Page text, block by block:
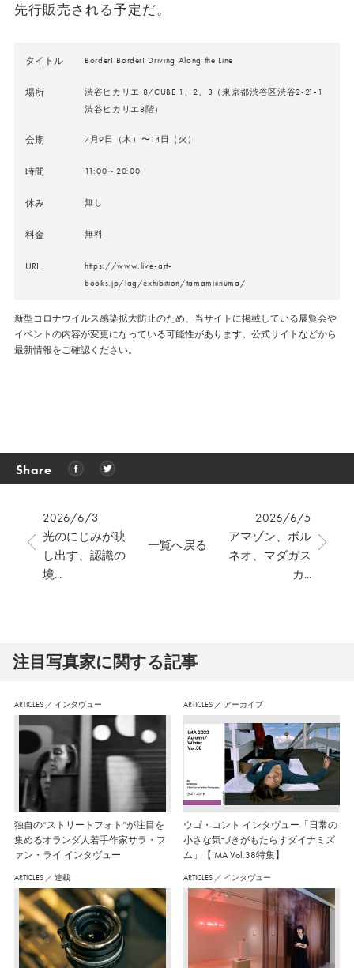
先行販売される予定だ。
タイトル Border! Border! Driving Along the Line
場所
渋谷ヒカリエ 8/CUBE 1、2、3（東京都渋谷区渋谷2-21-1
渋谷ヒカリエ8階）
会期 7月9日（木）〜14日（火）
時間 11:00～20:00
休み 無し
料金 無料
URL
https://www.live-art-
books.jp/lag/exhibition/tamamiiinuma/
新型コロナウイルス感染拡大防止のため、当サイトに掲載している展覧会や
イベントの内容が変更になっている可能性があります。公式サイトなどから
最新情報をご確認ください。
Share
2026/6/3
光のにじみが映
し出す、認識の
境...
2026/6/5
アマゾン、ボル
ネオ、マダガス
カ...
一覧へ戻る
注⽬写真家に関する記事
ARTICLES ／ インタヴュー
独自の“ストリートフォト”が注目を
集めるオランダ人若手作家サラ・フ
ァン・ライ インタヴュー
ARTICLES ／ アーカイブ
ウゴ・コント インタヴュー「日常の
小さな気づきがもたらすダイナミズ
ム」【IMA Vol.38特集】
ARTICLES ／ 連載 ARTICLES ／ インタヴュー